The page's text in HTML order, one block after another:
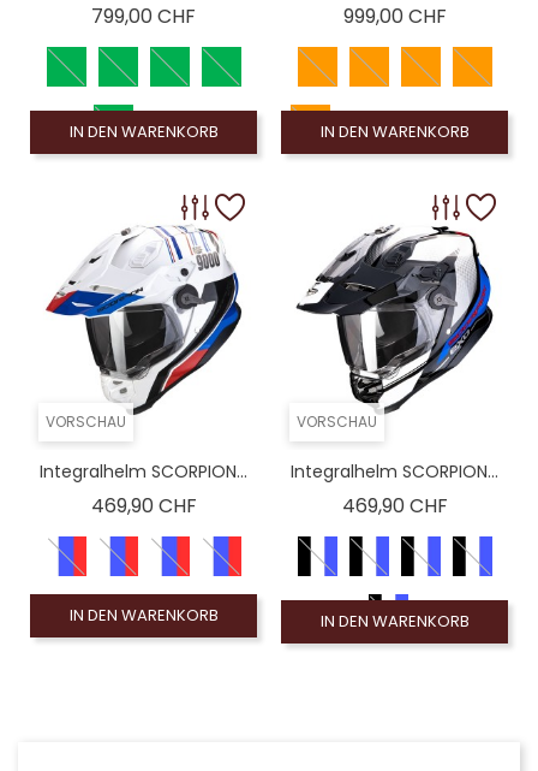
799,00 CHF
IN DEN WARENKORB
999,00 CHFPreis
IN DEN WARENKORB
VORSCHAU
Integralhelm SCORPION...
469,90 CHFPreis
IN DEN WARENKORB
VORSCHAU
Integralhelm SCORPION...
469,90 CHFPreis
IN DEN WARENKORB